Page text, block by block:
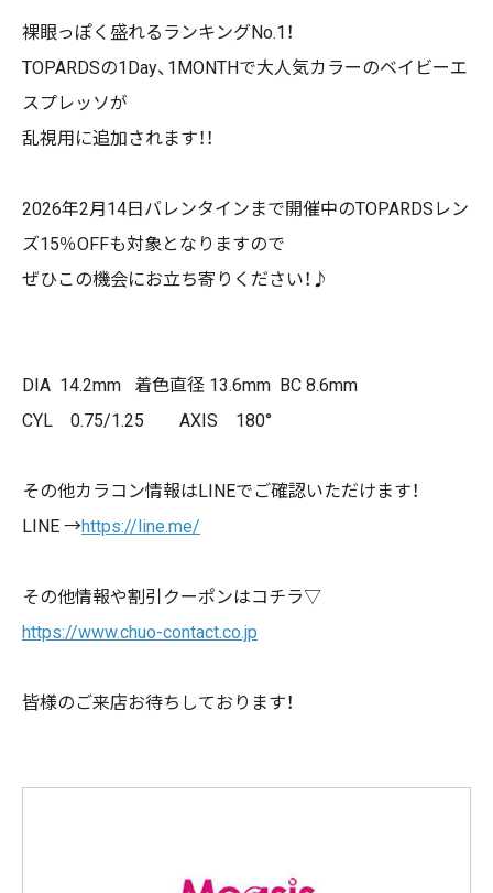
裸眼っぽく盛れるランキングNo.1！
TOPARDSの1Day、1MONTHで大人気カラーのベイビーエ
スプレッソが
乱視用に追加されます！！
2026年2月14日バレンタインまで開催中のTOPARDSレン
ズ15％OFFも対象となりますので
ぜひこの機会にお立ち寄りください！♪
DIA 14.2mm 着色直径 13.6mm BC 8.6mm
CYL 0.75/1.25 AXIS 180°
その他カラコン情報はLINEでご確認いただけます！
LINE →https://line.me/
その他情報や割引クーポンはコチラ▽
https://www.chuo-contact.co.jp
皆様のご来店お待ちしております！